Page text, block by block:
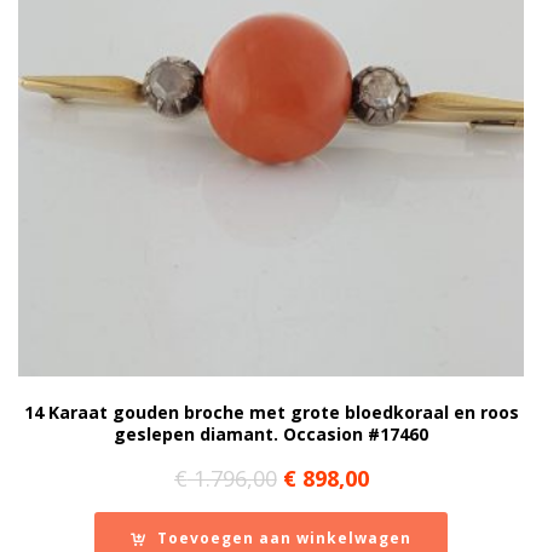
14 Karaat gouden broche met grote bloedkoraal en roos
geslepen diamant. Occasion #17460
€1.796,00 Oorspronkelijke
prijs
was:
€898,00Huidige
prijs
is:
Toevoegen aan winkelwagen